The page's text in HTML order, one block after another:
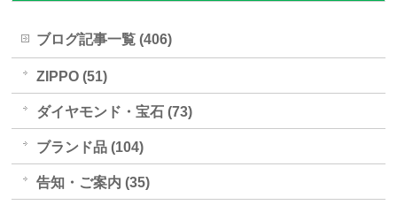
ブログ記事一覧 (406)
ZIPPO (51)
ダイヤモンド・宝石 (73)
ブランド品 (104)
告知・ご案内 (35)